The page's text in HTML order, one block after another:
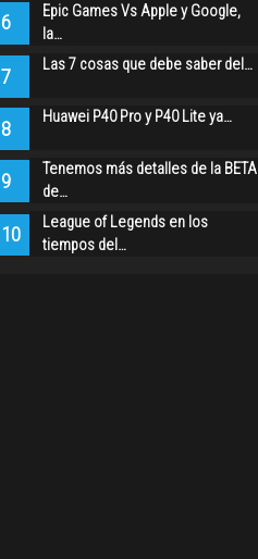
6
Epic Games Vs Apple y Google,
la…
7 Las 7 cosas que debe saber del…
8 Huawei P40 Pro y P40 Lite ya…
9
Tenemos más detalles de la BETA
de…
10
League of Legends en los
tiempos del…